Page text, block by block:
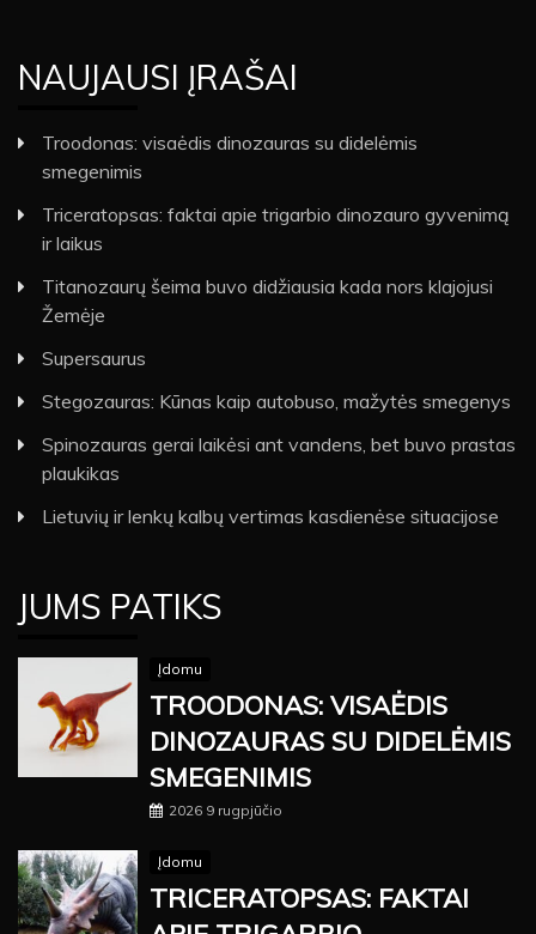
NAUJAUSI ĮRAŠAI
Troodonas: visaėdis dinozauras su didelėmis
smegenimis
Triceratopsas: faktai apie trigarbio dinozauro gyvenimą
ir laikus
Titanozaurų šeima buvo didžiausia kada nors klajojusi
Žemėje
Supersaurus
Stegozauras: Kūnas kaip autobuso, mažytės smegenys
Spinozauras gerai laikėsi ant vandens, bet buvo prastas
plaukikas
Lietuvių ir lenkų kalbų vertimas kasdienėse situacijose
JUMS PATIKS
Įdomu
TROODONAS: VISAĖDIS
DINOZAURAS SU DIDELĖMIS
SMEGENIMIS
2026 9 rugpjūčio
Įdomu
TRICERATOPSAS: FAKTAI